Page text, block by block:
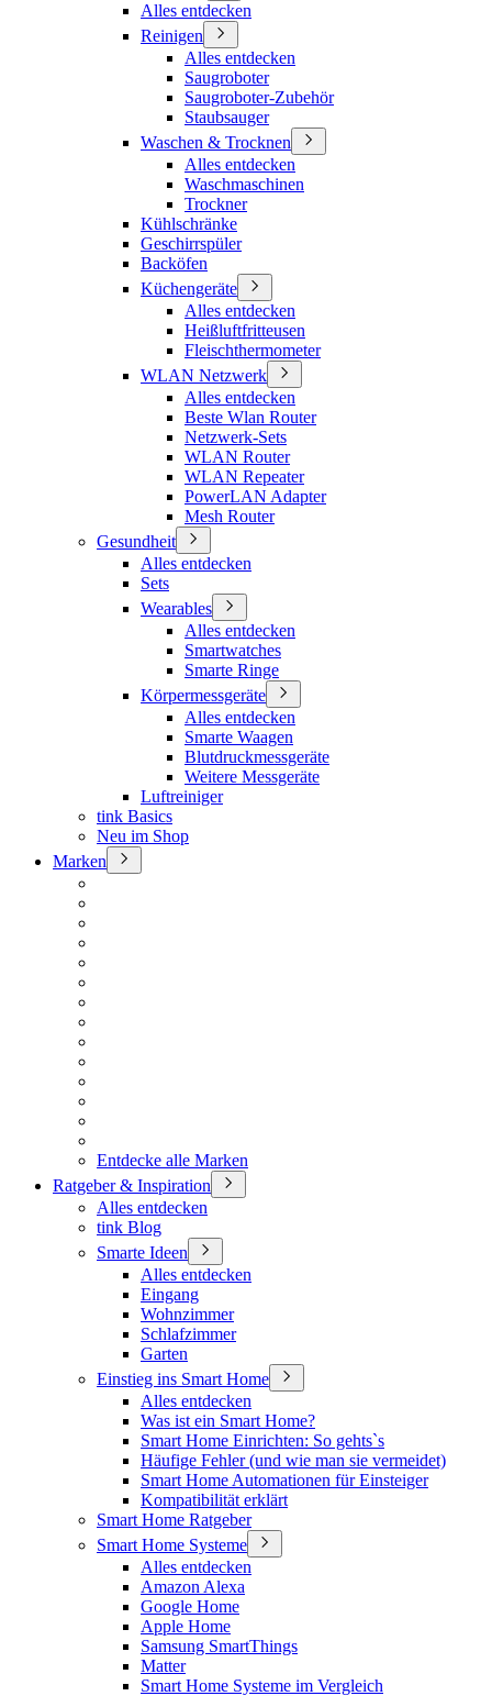
Alles entdecken
Reinigen
Alles entdecken
Saugroboter
Saugroboter-Zubehör
Staubsauger
Waschen & Trocknen
Alles entdecken
Waschmaschinen
Trockner
Kühlschränke
Geschirrspüler
Backöfen
Küchengeräte
Alles entdecken
Heißluftfritteusen
Fleischthermometer
WLAN Netzwerk
Alles entdecken
Beste Wlan Router
Netzwerk-Sets
WLAN Router
WLAN Repeater
PowerLAN Adapter
Mesh Router
Gesundheit
Alles entdecken
Sets
Wearables
Alles entdecken
Smartwatches
Smarte Ringe
Körpermessgeräte
Alles entdecken
Smarte Waagen
Blutdruckmessgeräte
Weitere Messgeräte
Luftreiniger
tink Basics
Neu im Shop
Marken
Entdecke alle Marken
Ratgeber & Inspiration
Alles entdecken
tink Blog
Smarte Ideen
Alles entdecken
Eingang
Wohnzimmer
Schlafzimmer
Garten
Einstieg ins Smart Home
Alles entdecken
Was ist ein Smart Home?
Smart Home Einrichten: So gehts`s
Häufige Fehler (und wie man sie vermeidet)
Smart Home Automationen für Einsteiger
Kompatibilität erklärt
Smart Home Ratgeber
Smart Home Systeme
Alles entdecken
Amazon Alexa
Google Home
Apple Home
Samsung SmartThings
Matter
Smart Home Systeme im Vergleich